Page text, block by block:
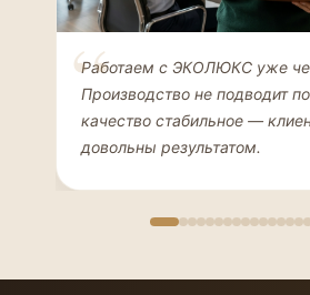
Елена Соколова
ДИЗАЙНЕР ИНТЕРЬЕРОВ
Работаем с ЭКОЛЮКС уже
Производство не подводит
качество стабильное —
довольны результатом.